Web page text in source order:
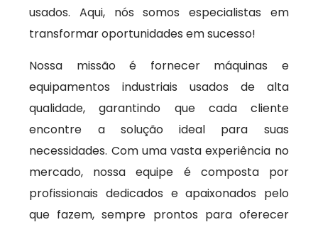
usados. Aqui, nós somos especialistas em
transformar oportunidades em sucesso!
Nossa missão é fornecer máquinas e
equipamentos industriais usados de alta
qualidade, garantindo que cada cliente
encontre a solução ideal para suas
necessidades. Com uma vasta experiência no
mercado, nossa equipe é composta por
profissionais dedicados e apaixonados pelo
que fazem, sempre prontos para oferecer